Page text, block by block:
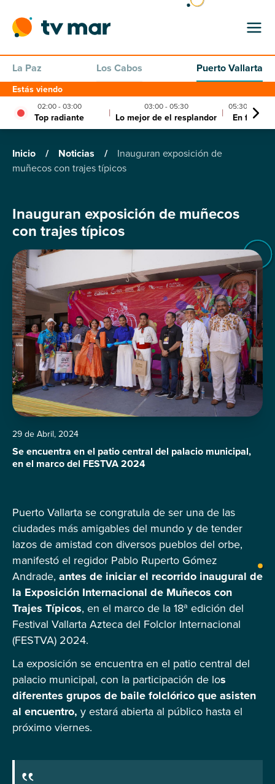
La Paz Los Cabos Puerto Vallarta
Estás viendo
02:00 - 03:00
Top radiante | 03:00 - 05:30
Lo mejor de el resplandor | 05:30 - 06:00
En forma
Inicio / Noticias /
Inauguran exposición de
muñecos con trajes típicos
Inauguran exposición de muñecos
con trajes típicos
29 de Abril, 2024
Se encuentra en el patio central del palacio municipal,
en el marco del FESTVA 2024
Puerto Vallarta se congratula de ser una de las
ciudades más amigables del mundo y de tender
lazos de amistad con diversos pueblos del orbe,
manifestó el regidor Pablo Ruperto Gómez
Andrade, antes de iniciar el recorrido inaugural de
la Exposición Internacional de Muñecos con
Trajes Típicos, en el marco de la 18ª edición del
Festival Vallarta Azteca del Folclor Internacional
(FESTVA) 2024.
La exposición se encuentra en el patio central del
palacio municipal, con la participación de los
diferentes grupos de baile folclórico que asisten
al encuentro, y estará abierta al público hasta el
próximo viernes.